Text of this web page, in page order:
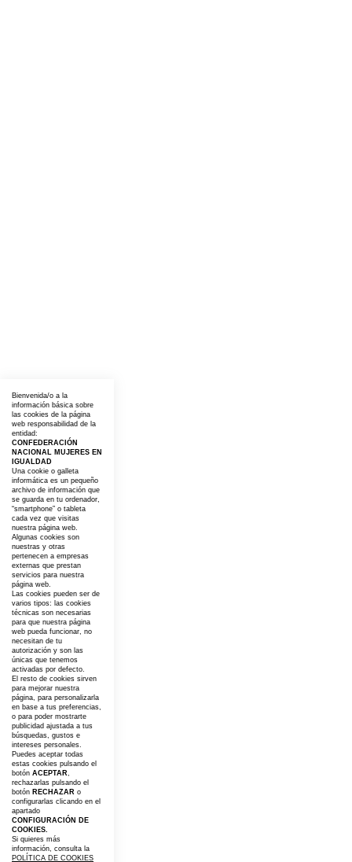
Bienvenida/o a la
información básica sobre
las cookies de la página
web responsabilidad de la
entidad:
CONFEDERACIÓN
NACIONAL MUJERES EN
IGUALDAD
Una cookie o galleta
informática es un pequeño
archivo de información que
se guarda en tu ordenador,
“smartphone” o tableta
cada vez que visitas
nuestra página web.
Algunas cookies son
nuestras y otras
pertenecen a empresas
externas que prestan
servicios para nuestra
página web.
Las cookies pueden ser de
varios tipos: las cookies
técnicas son necesarias
para que nuestra página
web pueda funcionar, no
necesitan de tu
autorización y son las
únicas que tenemos
activadas por defecto.
El resto de cookies sirven
para mejorar nuestra
página, para personalizarla
en base a tus preferencias,
o para poder mostrarte
publicidad ajustada a tus
búsquedas, gustos e
intereses personales.
Puedes aceptar todas
estas cookies pulsando el
botón ACEPTAR,
rechazarlas pulsando el
botón RECHAZAR o
configurarlas clicando en el
apartado
CONFIGURACIÓN DE
COOKIES.
Si quieres más
información, consulta la
POLÍTICA DE COOKIES